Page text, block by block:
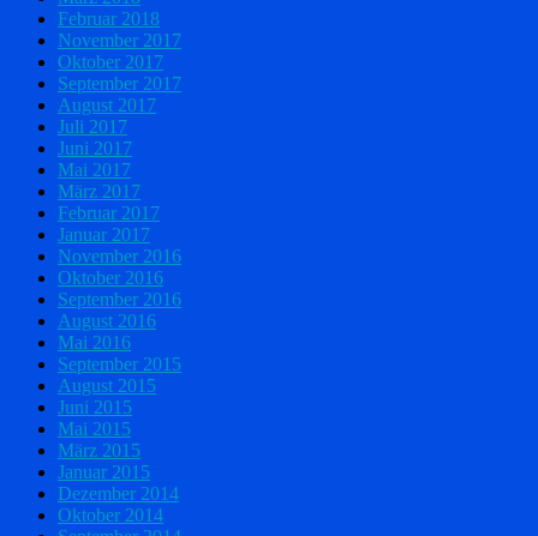
Februar 2018
November 2017
Oktober 2017
September 2017
August 2017
Juli 2017
Juni 2017
Mai 2017
März 2017
Februar 2017
Januar 2017
November 2016
Oktober 2016
September 2016
August 2016
Mai 2016
September 2015
August 2015
Juni 2015
Mai 2015
März 2015
Januar 2015
Dezember 2014
Oktober 2014